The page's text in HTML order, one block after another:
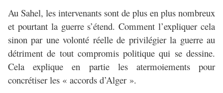
Au Sahel, les intervenants sont de plus en plus nombreux
et pourtant la guerre s’étend. Comment l’expliquer cela
sinon par une volonté réelle de privilégier la guerre au
détriment de tout compromis politique qui se dessine.
Cela explique en partie les atermoiements pour
concrétiser les « accords d’Alger ».